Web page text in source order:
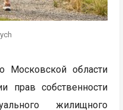
Московской области
прав собственности
жилищного